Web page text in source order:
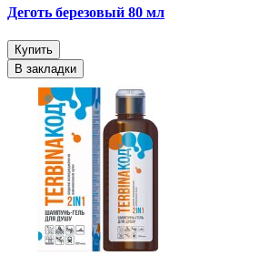
Деготь березовый 80 мл
Купить
В закладки